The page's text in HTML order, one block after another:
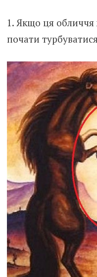
1. Якщо ця обличчя
почати